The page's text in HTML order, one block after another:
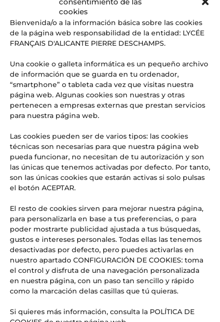
cookies
Bienvenida/o a la información básica sobre las cookies
de la página web responsabilidad de la entidad: LYCÉE
FRANÇAIS D'ALICANTE PIERRE DESCHAMPS.
Una cookie o galleta informática es un pequeño archivo
de información que se guarda en tu ordenador,
“smartphone” o tableta cada vez que visitas nuestra
página web. Algunas cookies son nuestras y otras
pertenecen a empresas externas que prestan servicios
para nuestra página web.
Las cookies pueden ser de varios tipos: las cookies
técnicas son necesarias para que nuestra página web
pueda funcionar, no necesitan de tu autorización y son
las únicas que tenemos activadas por defecto. Por tanto,
son las únicas cookies que estarán activas si solo pulsas
el botón ACEPTAR.
El resto de cookies sirven para mejorar nuestra página,
para personalizarla en base a tus preferencias, o para
poder mostrarte publicidad ajustada a tus búsquedas,
gustos e intereses personales. Todas ellas las tenemos
desactivadas por defecto, pero puedes activarlas en
nuestro apartado CONFIGURACIÓN DE COOKIES: toma
el control y disfruta de una navegación personalizada
en nuestra página, con un paso tan sencillo y rápido
como la marcación delas casillas que tú quieras.
Si quieres más información, consulta la POLÍTICA DE
Graduación CM2: cuando el fin de una etapa es, en realidad,
el comienzo de todo
El ‘superpoder’ que las empresas del futuro buscan (y que
se aprende en las aulas del LFIA)
OFERTA DE EMPLEO: PROFESOR/A DE HISTORIA Y
GEOGRAFÍA
¡URGENTE! OFERTA DE EMPLEO: PROFESOR/A DE INGLÉS
PARA SUSTITUCIONES PUNTUALES
AitorenEl Lycée Français International d’Alicante, noticia
en los medios: Referente en educación internacional y
excelencia
Conoce nuestra pedagogía
de infantil y primaria
Los niños van a aprender jugando,
reflexionando y memorizando.